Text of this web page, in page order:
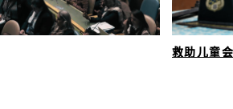
救助儿童会